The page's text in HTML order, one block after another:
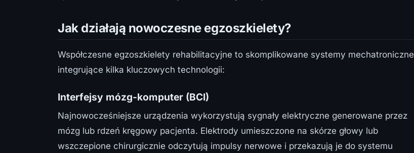
Jak działają nowoczesne egzoszkielety?
Współczesne egzoszkielety rehabilitacyjne to skomplikowane systemy mechatroniczne
integrujące kilka kluczowych technologii:
Interfejsy mózg-komputer (BCI)
Najnowocześniejsze urządzenia wykorzystują sygnały elektryczne generowane przez
mózg lub rdzeń kręgowy pacjenta. Elektrody umieszczone na skórze głowy lub
wszczepione chirurgicznie odczytują impulsy nerwowe i przekazują je do systemu